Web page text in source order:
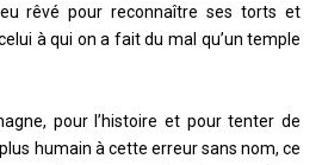
rêvé pour reconnaître ses torts et
à qui on a fait du mal qu’un temple
pour l’histoire et pour tenter de
humain à cette erreur sans nom, ce